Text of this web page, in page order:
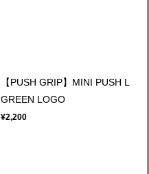
【PUSH GRIP】MINI PUSH L
GREEN LOGO
¥2,200